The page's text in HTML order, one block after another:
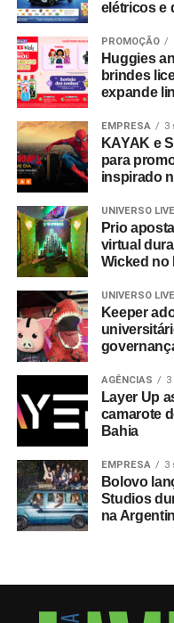
elétricos e
PROMOÇÃO
Huggies
brindes
expande
EMPRESA 3
KAYAK e
para
inspirado
UNIVERSO LIVE
Prio
virtual
Wicked no
UNIVERSO LIVE
Keeper
AGÊNCIAS
Layer Up
camarote
Bahia
EMPRESA 3
Bolovo
Studios
na